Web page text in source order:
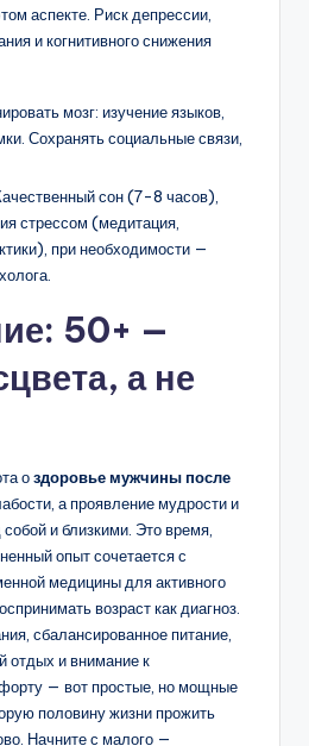
аспекте. Риск депрессии,
и когнитивного снижения
мозг: изучение языков,
Сохранять социальные связи,
сон (7-8 часов),
стрессом (медитация,
при необходимости —
50+ —
а не
оздоровье мужчины после
а проявление мудрости и
и близкими. Это время,
опыт сочетается с
медицины для активного
возраст как диагноз.
сбалансированное питание,
отдых и внимание к
— вот простые, но мощные
половину жизни прожить
Начните с малого —